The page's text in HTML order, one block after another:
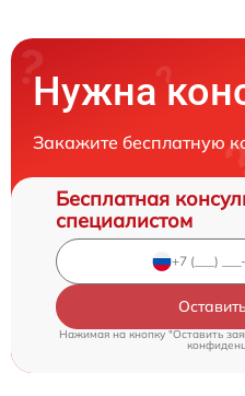
Нужна
Закажите бесплатную
Бесплатная
специалистом
Нажимая на кнопку "Оставить